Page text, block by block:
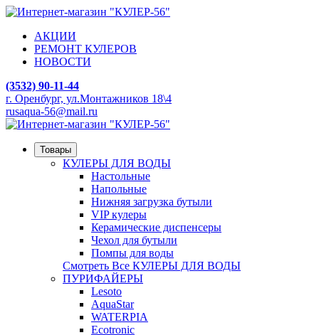
АКЦИИ
РЕМОНТ КУЛЕРОВ
НОВОСТИ
(3532) 90-11-44
г. Оренбург, ул.Монтажников 18\4
rusaqua-56@mail.ru
Товары
КУЛЕРЫ ДЛЯ ВОДЫ
Настольные
Напольные
Нижняя загрузка бутыли
VIP кулеры
Керамические диспенсеры
Чехол для бутыли
Помпы для воды
Смотреть Все КУЛЕРЫ ДЛЯ ВОДЫ
ПУРИФАЙЕРЫ
Lesoto
AquaStar
WATERPIA
Ecotronic